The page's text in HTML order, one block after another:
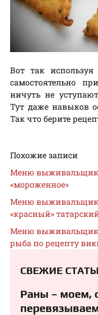
Вот так
самостоятельно
ничуть не
Тут даже навыков
Так что берите
Похожие записи
Меню
«мороженное»
Меню
«красный»
Меню
рыба по рецепту
СВЕЖИЕ
Раны – моем,